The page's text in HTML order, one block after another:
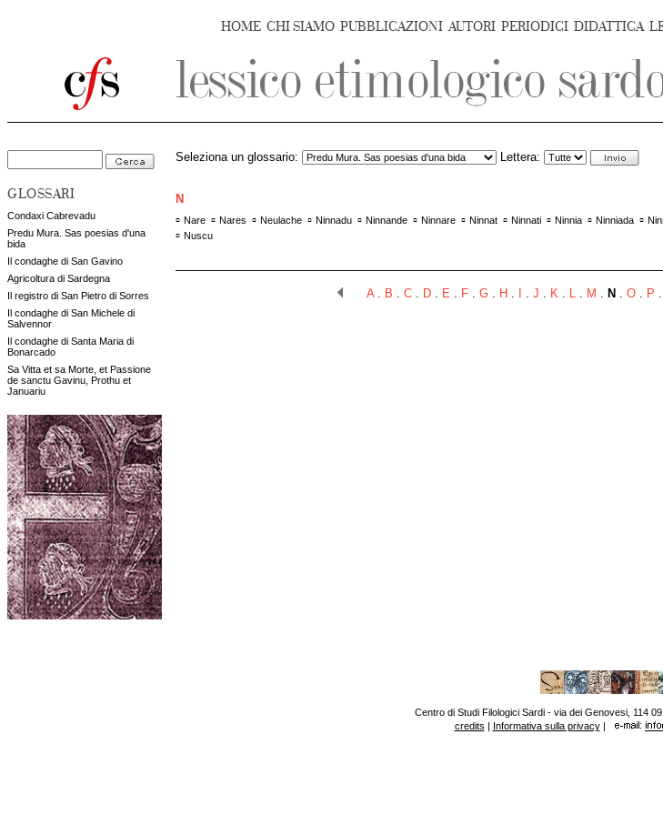
HOME CHI SIAMO PUBBLICAZIONI AUTORI PERIODICI DIDATTICA
GLOSSARI
Condaxi Cabrevadu
Predu Mura. Sas poesias d'una
bida
Il condaghe di San Gavino
Agricoltura di Sardegna
Il registro di San Pietro di Sorres
Il condaghe di San Michele di
Salvennor
Il condaghe di Santa Maria di
Bonarcado
Sa Vitta et sa Morte, et Passione
de sanctu Gavinu, Prothu et
Januariu
Seleziona un glossario: Lettera:
N
▫ Nare ▫ Nares ▫ Neulache ▫ Ninnadu ▫ Ninnande ▫ Ninnare ▫ Ninnat ▫ Ninnati ▫ Ninnia ▫ Ninniada ▫
▫ Nuscu
A. B . C. D. E . F. G. H . . J . K. L. M . N . O. P .
Centro di Studi Filologici Sardi - via dei Genovesi, 114
credits | Informativa sulla privacy|